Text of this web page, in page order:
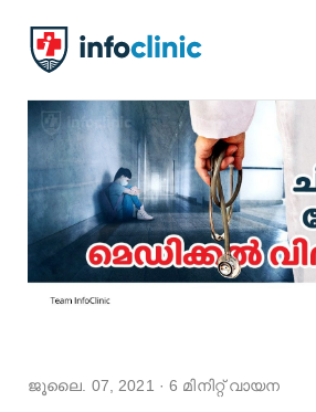
ജൂലൈ. 07, 2021 ·6 മിനിറ്റ് വായന